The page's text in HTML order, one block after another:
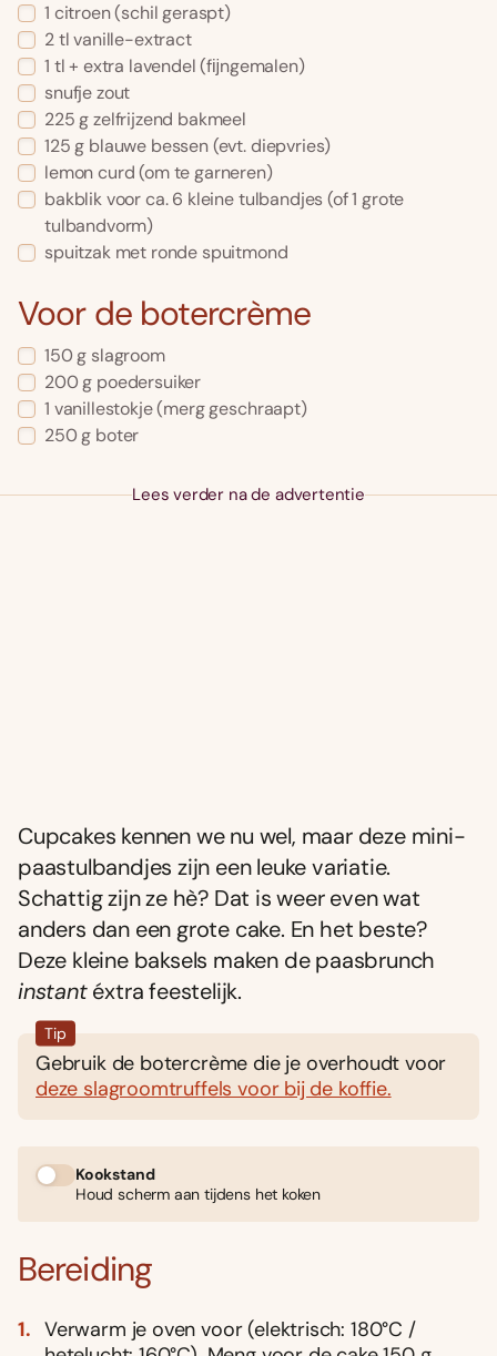
1 citroen (schil geraspt)
2 tl vanille-extract
1 tl + extra lavendel (fĳngemalen)
snufje zout
225 g zelfrijzend bakmeel
125 g blauwe bessen (evt. diepvries)
lemon curd (om te garneren)
bakblik voor ca. 6 kleine tulbandjes (of 1 grote
tulbandvorm)
spuitzak met ronde spuitmond
Voor de botercrème
150 g slagroom
200 g poedersuiker
1 vanillestokje (merg geschraapt)
250 g boter
Lees verder na de advertentie
Cupcakes kennen we nu wel, maar deze mini-
paastulbandjes zijn een leuke variatie.
Schattig zijn ze hè? Dat is weer even wat
anders dan een grote cake. En het beste?
Deze kleine baksels maken de paasbrunch
instantéxtra feestelijk.
Tip
Gebruik de botercrème die je overhoudt voor
deze slagroomtruffels voor bij de koffie.
Kookstand
Houd scherm aan tijdens het koken
Bereiding
Verwarm je oven voor (elektrisch: 180°C /